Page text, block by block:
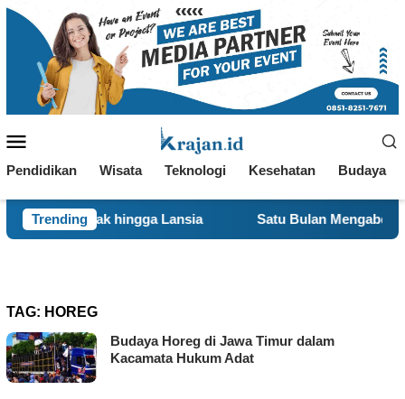
Loncat
Mobile
Pendidikan Wisata Teknologi Kesehatan Budaya
Trending
hingga Lansia Satu Bulan Mengabdi, BBK 8
TAG: HOREG
Budaya Horeg di Jawa Timur dalam
Kacamata Hukum Adat